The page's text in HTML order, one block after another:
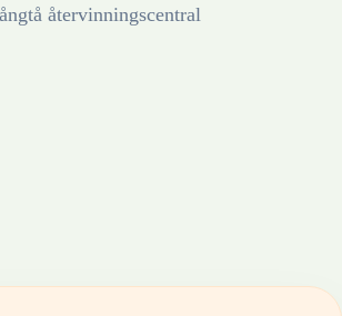
återvinningscentral